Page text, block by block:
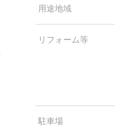
用途地域
リフォーム等
駐車場